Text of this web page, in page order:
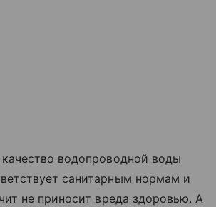
водопроводной воды
санитарным нормам и
не приносит вреда здоровью. А